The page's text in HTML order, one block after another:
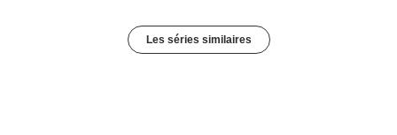
Les séries similaires